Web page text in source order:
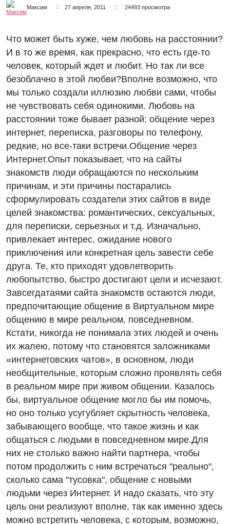
Максим 27 апреля, 2011 24493 просмотра
Что может быть хуже, чем любовь на расстоянии?
И в то же время, как прекрасно, что есть где-то
человек, который ждет и любит. Но так ли все
безоблачно в этой любви?Вполне возможно, что
мы только создали иллюзию любви сами, чтобы
не чувствовать себя одинокими. Любовь на
расстоянии тоже бывает разной: общение через
интернет, переписка, разговоры по телефону,
редкие, но все-таки встречи.Общение через
Интернет.Опыт показывает, что на сайты
знакомств люди обращаются по нескольким
причинам, и эти причины постарались
сформулировать создатели этих сайтов в виде
целей знакомства: романтических, сексуальных,
для переписки, серьезных и т.д. Изначально,
привлекает интерес, ожидание нового
приключения или конкретная цель завести себе
друга. Те, кто приходят удовлетворить
любопытство, быстро достигают цели и исчезают.
Завсегдатаями сайта знакомств остаются люди,
предпочитающие общение в Виртуальном мире
общению в мире реальном, повседневном.
Кстати, никогда не понимала этих людей и очень
их жалею, потому что становятся заложниками
«интернетовских чатов», в основном, люди
необщительные, которым сложно проявлять себя
в реальном мире при живом общении. Казалось
бы, виртуальное общение могло бы им помочь,
но оно только усугубляет скрытность человека,
забывающего вообще, что такое жизнь и как
общаться с людьми в повседневном мире.Для
них не столько важно найти партнера, чтобы
потом продолжить с ним встречаться "реально",
сколько сама "тусовка", общение с новыми
людьми через Интернет. И надо сказать, что эту
цель они реализуют вполне, так как именно здесь
можно встретить человека, с которым, возможно,